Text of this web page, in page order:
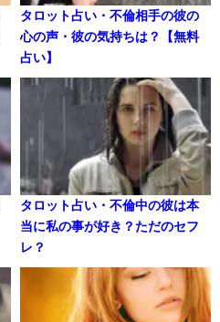
タロット占い・不倫相手の彼の
心の声・彼の気持ちは？【無料
占い】
タロット占い・不倫中の彼は本
当に私の事が好き？ただのセフ
レ？